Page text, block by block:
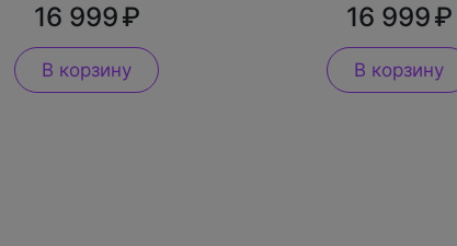
16 999
В корзину
16 999
В корзину